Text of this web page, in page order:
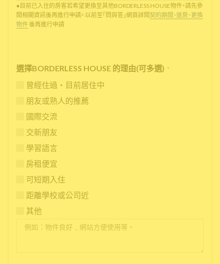
●目前已入住的房客若希望更換至其他BORDERLESS HOUSE物件，請先參
閱相關資訊後再進行申請。 以前至「問與答」網頁詳閱 契約期間、退房、更換
物件後再進行申請
選擇BORDERLESS HOUSE 的理由(可多選) *
曾經住過・目前居住中
朋友或熟人的推薦
國際交流
交新朋友
學習語言
房租便宜
可短期入住
距離學校或公司近
其他